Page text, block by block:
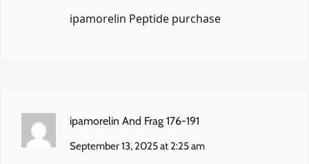
ipamorelin Peptide purchase
ipamorelin And Frag 176-191
September 13, 2025 at 2:25 am